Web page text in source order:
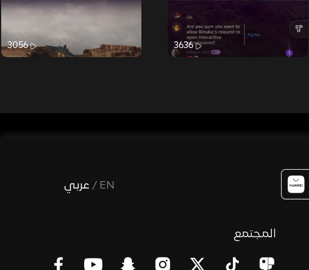
3636
3056
EN
/ عربي
المجتمع